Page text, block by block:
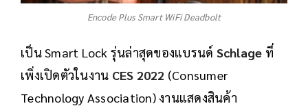
Encode Plus Smart WiFi Deadbolt
เป็น Smart Lock รุ่นล่าสุดของแบรนด์ Schlage ที่
เพิ่งเปิดตัวในงาน CES 2022 (Consumer
Technology Association) งานแสดงสินค้า